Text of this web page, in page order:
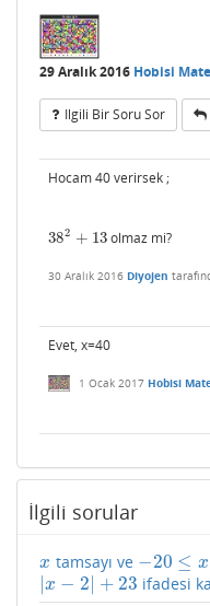
29 Aralık 2016 Hobisi
Ilgili Bir Soru Sor
Hocam 40 verirsek ;
382 + 13
382 +13 olmaz mi?
30 Aralık 2016 Diyojen
Evet, x=40
3 382
1 Ocak 2017 Hobisi
İlgili sorular
x
x tamsayı ve −20 ≤ x
−20≤ x≤62
x − 2 + 23
|x −2 |+ 23 ifadesi